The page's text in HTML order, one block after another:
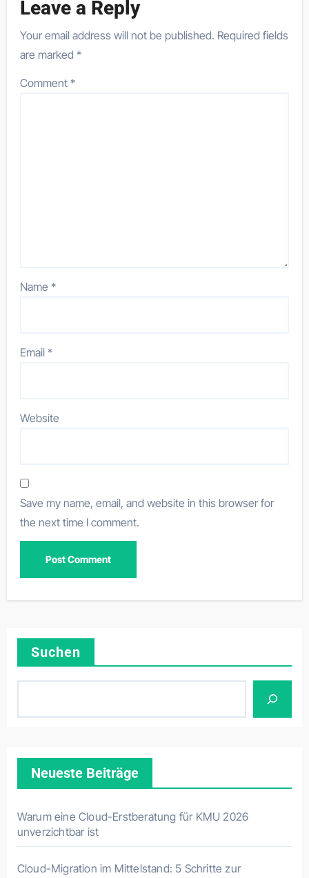
Leave a Reply
Your email address will not be published. Required fields
are marked*
Comment*
Name*
Email*
Website
Save my name, email, and website in this browser for
the next time I comment.
Suchen
Neueste Beiträge
Warum eine Cloud-Erstberatung für KMU 2026
unverzichtbar ist
Cloud-Migration im Mittelstand: 5 Schritte zur